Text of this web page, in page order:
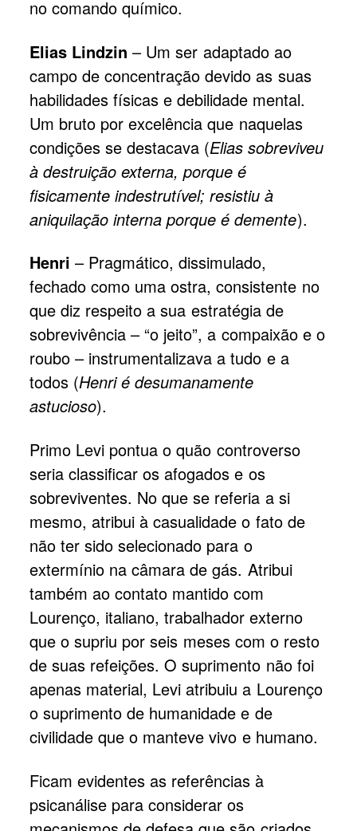
no comando químico.
Elias Lindzin – Um ser adaptado ao
campo de concentração devido as suas
habilidades físicas e debilidade mental.
Um bruto por excelência que naquelas
condições se destacava (Elias sobreviveu
à destruição externa, porque é
fisicamente indestrutível; resistiu à
aniquilação interna porque é demente).
Henri – Pragmático, dissimulado,
fechado como uma ostra, consistente no
que diz respeito a sua estratégia de
sobrevivência – “o jeito”, a compaixão e o
roubo – instrumentalizava a tudo e a
todos (Henri é desumanamente
astucioso).
Primo Levi pontua o quão controverso
seria classificar os afogados e os
sobreviventes. No que se referia a si
mesmo, atribui à casualidade o fato de
não ter sido selecionado para o
extermínio na câmara de gás. Atribui
também ao contato mantido com
Lourenço, italiano, trabalhador externo
que o supriu por seis meses com o resto
de suas refeições. O suprimento não foi
apenas material, Levi atribuiu a Lourenço
o suprimento de humanidade e de
civilidade que o manteve vivo e humano.
Ficam evidentes as referências à
psicanálise para considerar os